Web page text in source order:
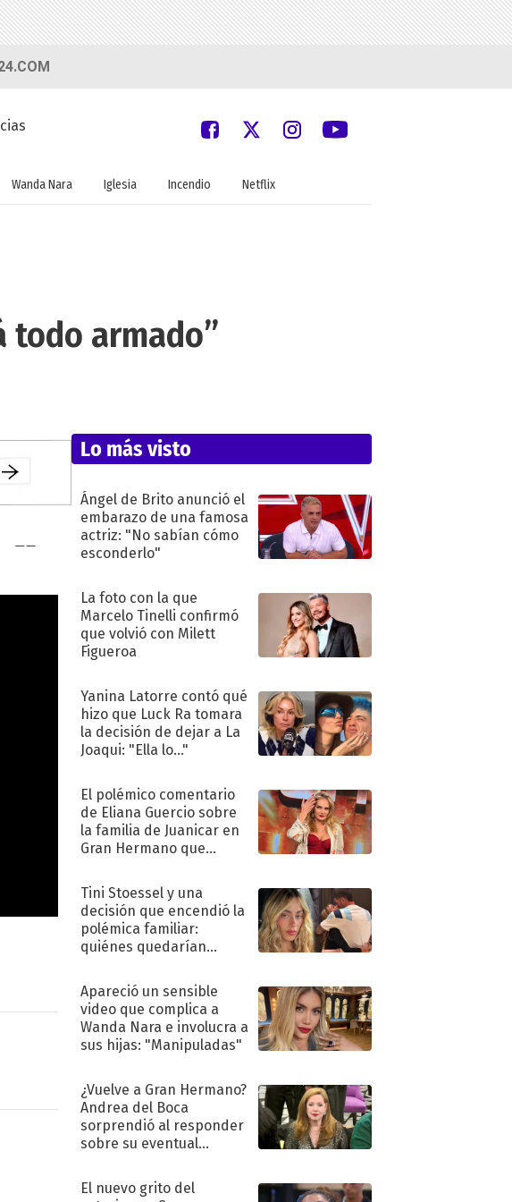
Wanda Nara Iglesia Incendio Netflix
todo armado”
Lo más visto
Ángel de Brito anunció el
embarazo de una famosa
actriz: "No sabían cómo
esconderlo"
La foto con la que
Marcelo Tinelli confirmó
que volvió con Milett
Figueroa
Yanina Latorre contó qué
hizo que Luck Ra tomara
la decisión de dejar a La
Joaqui: "Ella lo..."
El polémico comentario
de Eliana Guercio sobre
la familia de Juanicar en
Gran Hermano que
Tini Stoessel y una
decisión que encendió la
polémica familiar:
quiénes quedarían
Apareció un sensible
video que complica a
Wanda Nara e involucra a
sus hijas: "Manipuladas"
¿Vuelve a Gran Hermano?
Andrea del Boca
sorprendió al responder
sobre su eventual
El nuevo grito del